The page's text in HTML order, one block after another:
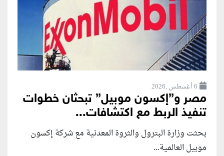
6 أغسطس ,2026
مصر و”إكسون موبيل” تبحثان خطوات
تنفيذ الربط مع اكتشافات...
بحثت وزارة البترول والثروة المعدنية مع شركة إكسون
موبيل العالمية...